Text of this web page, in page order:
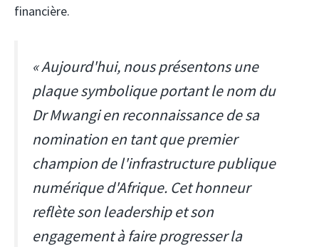
financière.
« Aujourd'hui, nous présentons une
plaque symbolique portant le nom du
Dr Mwangi en reconnaissance de sa
nomination en tant que premier
champion de l'infrastructure publique
numérique d'Afrique. Cet honneur
reflète son leadership et son
engagement à faire progresser la